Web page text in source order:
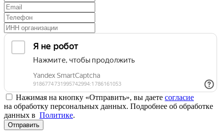
Нажимая на кнопку «Отправить», вы даете согласие
на обработку персональных данных. Подробнее об обработке
данных в Политике.
Отправить